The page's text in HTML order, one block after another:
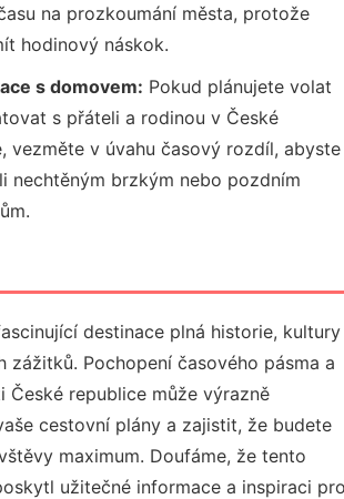
na prozkoumání města, protože
hodinový náskok.
s domovem: Pokud plánujete volat
s přáteli a rodinou v České
vezměte v úvahu časový rozdíl, abyste
nechtěným brzkým nebo pozdním
destinace plná historie, kultury
zážitků. Pochopení časového pásma a
České republice může výrazně
cestovní plány a zajistit, že budete
maximum. Doufáme, že tento
užitečné informace a inspiraci